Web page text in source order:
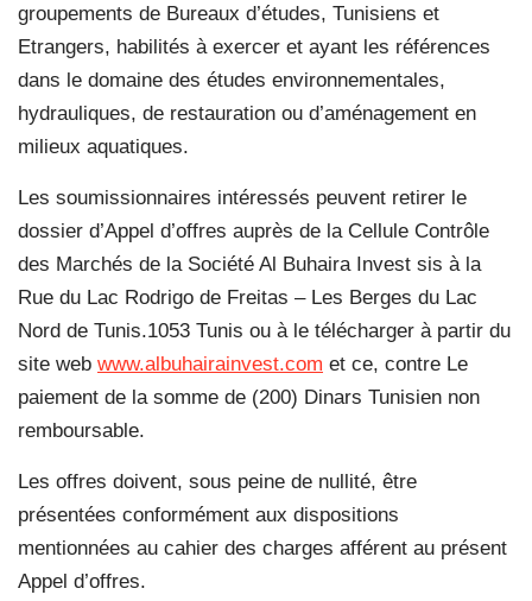
groupements de Bureaux d’études, Tunisiens et
Etrangers, habilités à exercer et ayant les références
dans le domaine des études environnementales,
hydrauliques, de restauration ou d’aménagement en
milieux aquatiques.
Les soumissionnaires intéressés peuvent retirer le
dossier d’Appel d’offres auprès de la Cellule Contrôle
des Marchés de la Société Al Buhaira Invest sis à la
Rue du Lac Rodrigo de Freitas – Les Berges du Lac
Nord de Tunis.1053 Tunis ou à le télécharger à partir du
site web www.albuhairainvest.com et ce, contre Le
paiement de la somme de (200) Dinars Tunisien non
remboursable.
Les offres doivent, sous peine de nullité, être
présentées conformément aux dispositions
mentionnées au cahier des charges afférent au présent
Appel d’offres.